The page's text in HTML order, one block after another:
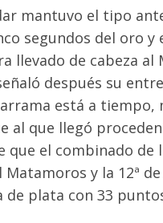
mantuvo el tipo
segundos del oro
llevado de cabeza
después su
está a tiempo,
al que llegó
que el combinado
y la 12ª
de plata con 33